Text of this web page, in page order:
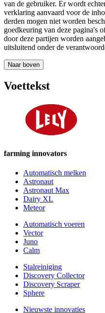
van de gebruiker. Er wordt
verklaring aanvaard voor de
derden mogen niet worden
goedkeuring van deze pagina's
door deze partijen worden
uitsluitend onder de
Naar boven
Voettekst
farming innovators
Automatisch melken
Astronaut
Astronaut Max
Dairy XL
Meteor
Automatisch voeren
Vector
Juno
Calm
Stalreiniging
Discovery Collector
Discovery Scraper
Sphere
Nieuwste innovaties